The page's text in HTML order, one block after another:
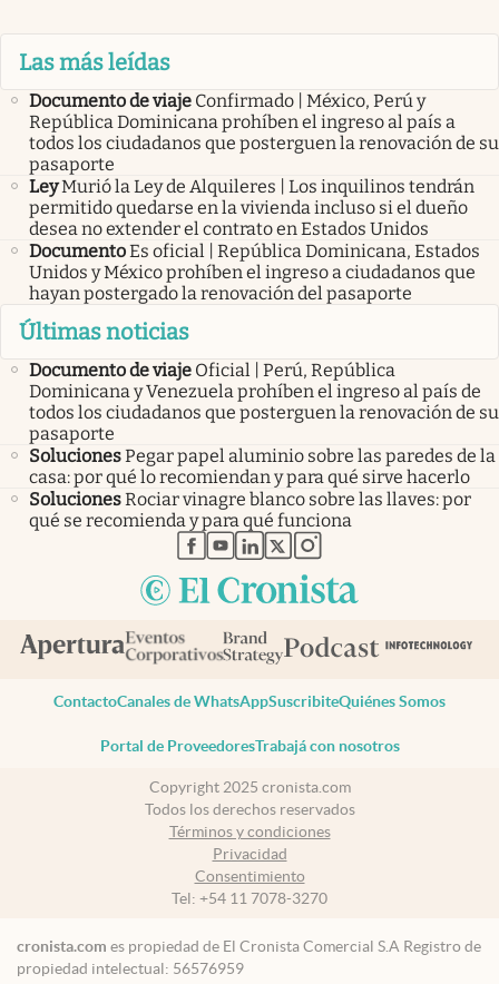
Las más leídas
Documento de viaje Confirmado | México, Perú y
República Dominicana prohíben el ingreso al país a
todos los ciudadanos que posterguen la renovación de su
pasaporte
LeyMurió la Ley de Alquileres | Los inquilinos tendrán
permitido quedarse en la vivienda incluso si el dueño
desea no extender el contrato en Estados Unidos
DocumentoEs oficial | República Dominicana, Estados
Unidos y México prohíben el ingreso a ciudadanos que
hayan postergado la renovación del pasaporte
Últimas noticias
Documento de viaje Oficial | Perú, República
Dominicana y Venezuela prohíben el ingreso al país de
todos los ciudadanos que posterguen la renovación de su
pasaporte
SolucionesPegar papel aluminio sobre las paredes de la
casa: por qué lo recomiendan y para qué sirve hacerlo
SolucionesRociar vinagre blanco sobre las llaves: por
qué se recomienda y para qué funciona
abre en nueva pestaña
abre en nueva pestaña
abre en nueva pestaña
abre en nueva pestaña
abre en nueva pestaña
ContactoCanales de WhatsAppSuscribiteQuiénes Somos
Portal de ProveedoresTrabajá con nosotros
Copyright 2025 cronista.com
Todos los derechos reservados
Términos y condiciones
Privacidad
Consentimiento
Tel: +54 11 7078-3270
cronista.com es propiedad de El Cronista Comercial S.A Registro de
propiedad intelectual: 56576959